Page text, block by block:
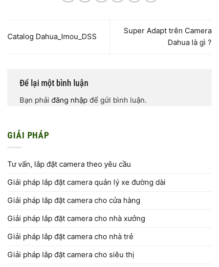
Catalog Dahua_Imou_DSS
Super Adapt trên Camera
Dahua là gì ?
Để lại một bình luận
Bạn phải đăng nhập để gửi bình luận.
GIẢI PHÁP
Tư vấn, lắp đặt camera theo yêu cầu
Giải pháp lắp đặt camera quản lý xe đường dài
Giải pháp lắp đặt camera cho cửa hàng
Giải pháp lắp đặt camera cho nhà xưởng
Giải pháp lắp đặt camera cho nhà trẻ
Giải pháp lắp đặt camera cho siêu thị